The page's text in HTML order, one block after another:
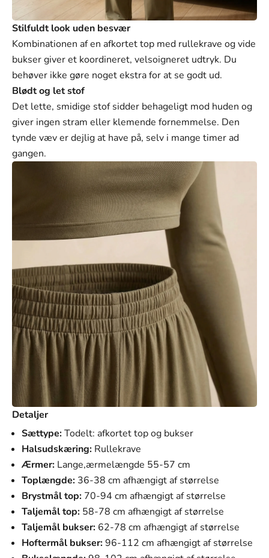
Stilfuldt look uden besvær
Kombinationen af en afkortet top med rullekrave og vide
bukser giver et koordineret, velsoigneret udtryk. Du
behøver ikke gøre noget ekstra for at se godt ud.
Blødt og let stof
Det lette, smidige stof sidder behageligt mod huden og
giver ingen stram eller klemende fornemmelse. Den
tynde væv er dejlig at have på, selv i mange timer ad
gangen.
Detaljer
Sættype:Todelt: afkortet top og bukser
Halsudskæring: Rullekrave
Ærmer: Lange,ærmelængde 55-57 cm
Toplængde: 36-38 cm afhængigt af størrelse
Brystmål top: 70-94 cm afhængigt af størrelse
Taljemål top: 58-78 cm afhængigt af størrelse
Taljemål bukser: 62-78 cm afhængigt af størrelse
Hoftermål bukser:96-112 cm afhængigt af størrelse